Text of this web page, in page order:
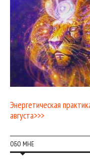
Энергетическая
августа>>>
ОБО МНЕ